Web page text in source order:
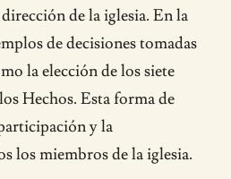
de la iglesia. En la
de decisiones tomadas
la elección de los siete
Hechos. Esta forma de
y la
los miembros de la iglesia.